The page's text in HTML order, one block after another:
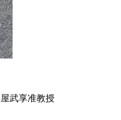
武享准教授